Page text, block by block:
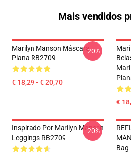
Mais vendidos
Marilyn Manson Máscara
Plana RB2709
€ 18,29 - € 20,70
-20%
€
Inspirado Por Marilyn Manson
Leggings RB2709
-20%
Bag